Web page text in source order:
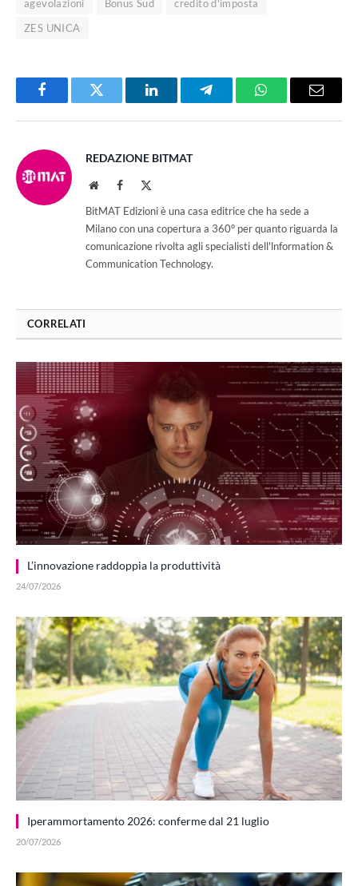
agevolazioni Bonus Sud
credito d'imposta
ZES UNICA
FacebookTwitter LinkedInTelegramWhatsAppEmail
REDAZIONE BITMAT
WebsiteFacebook
BitMAT Edizioni è una casa editrice che ha sede a
Milano con una copertura a 360° per quanto riguarda la
comunicazione rivolta agli specialisti dell'lnformation &
Communication Technology.
CORRELATI
L’innovazione raddoppia la produttività
24/07/2026
Iperammortamento 2026: conferme dal 21 luglio
20/07/2026